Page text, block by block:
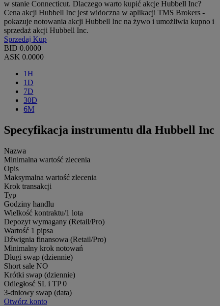
w stanie Connecticut. Dlaczego warto kupić akcje Hubbell Inc?
Cena akcji Hubbell Inc jest widoczna w aplikacji TMS Brokers -
pokazuje notowania akcji Hubbell Inc na żywo i umożliwia kupno i
sprzedaż akcji Hubbell Inc.
Sprzedaj Kup
BID 0.0000
ASK 0.0000
1H
1D
7D
30D
6M
Specyfikacja instrumentu dla Hubbell Inc
Nazwa
Minimalna wartość zlecenia
Opis
Maksymalna wartość zlecenia
Krok transakcji
Typ
Godziny handlu
Wielkość kontraktu/1 lota
Depozyt wymagany (Retail/Pro)
Wartość 1 pipsa
Dźwignia finansowa (Retail/Pro)
Minimalny krok notowań
Długi swap (dziennie)
Short sale NO
Krótki swap (dziennie)
Odległosć SL i TP 0
3-dniowy swap (data)
Otwórz konto